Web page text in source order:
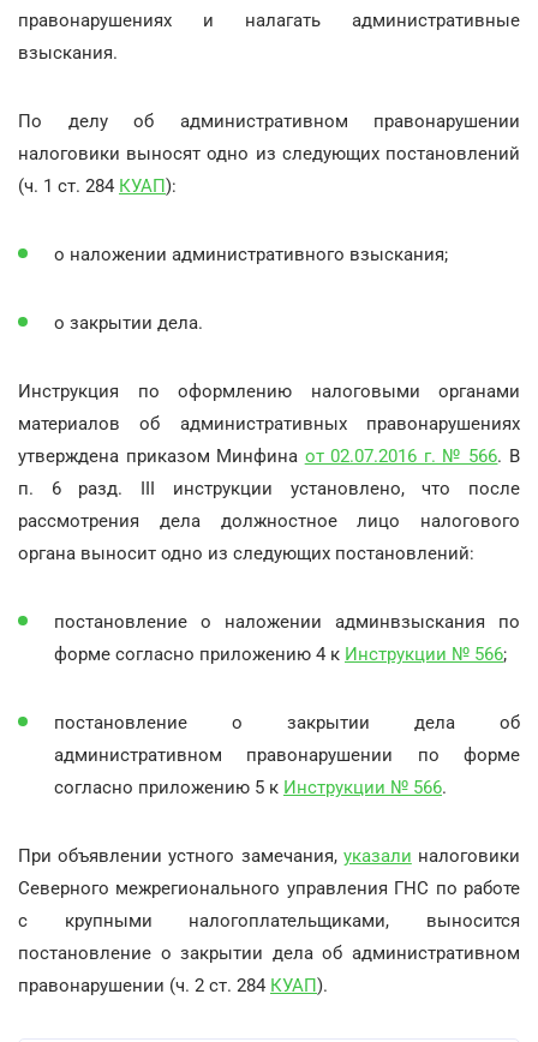
правонарушениях и налагать административные
взыскания.
По делу об административном правонарушении
налоговики выносят одно из следующих постановлений
(ч. 1 ст. 284 КУАП):
о наложении административного взыскания;
о закрытии дела.
Инструкция по оформлению налоговыми органами
материалов об административных правонарушениях
утверждена приказом Минфина от 02.07.2016 г. № 566. В
п. 6 разд. III инструкции установлено, что после
рассмотрения дела должностное лицо налогового
органа выносит одно из следующих постановлений:
постановление о наложении админвзыскания по
форме согласно приложению 4 к Инструкции № 566;
постановление о закрытии дела об
административном правонарушении по форме
согласно приложению 5 к Инструкции № 566.
При объявлении устного замечания, указали налоговики
Северного межрегионального управления ГНС по работе
с крупными налогоплательщиками, выносится
постановление о закрытии дела об административном
правонарушении (ч. 2 ст. 284 КУАП).